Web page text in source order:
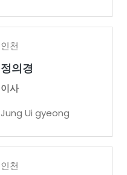
인천
정의경
이사
Jung Ui gyeong
인천